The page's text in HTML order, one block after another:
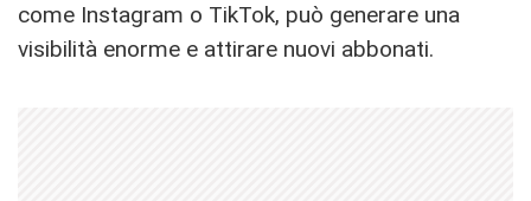
come Instagram o TikTok, può generare una
visibilità enorme e attirare nuovi abbonati.